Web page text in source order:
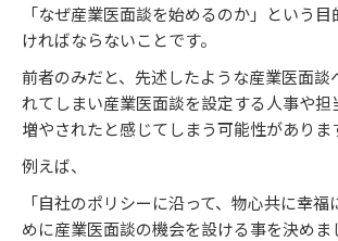
「なぜ産業医面談を始めるのか」という
ければならないことです。
前者のみだと、先述したような産業医面談
れてしまい産業医面談を設定する人事や
増やされたと感じてしまう可能性がありま
例えば、
「自社のポリシーに沿って、物心共に幸福
めに産業医面談の機会を設ける事を決め